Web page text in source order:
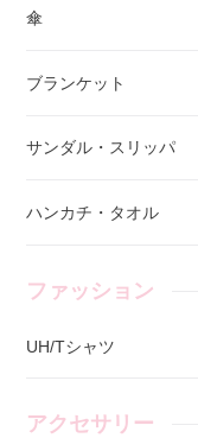
傘
ブランケット
サンダル・スリッパ
ハンカチ・タオル
ファッション
UH/Tシャツ
アクセサリー